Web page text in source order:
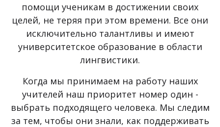
помощи ученикам в достижении своих
целей, не теряя при этом времени. Все они
исключительно талантливы и имеют
университетское образование в области
лингвистики.
Когда мы принимаем на работу наших
учителей наш приоритет номер один -
выбрать подходящего человека. Мы следим
за тем, чтобы они знали, как поддерживать